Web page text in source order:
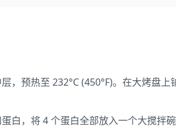
，预热至 232°C (450°F)。在大烤盘上
白，将 4 个蛋白全部放入一个大搅拌